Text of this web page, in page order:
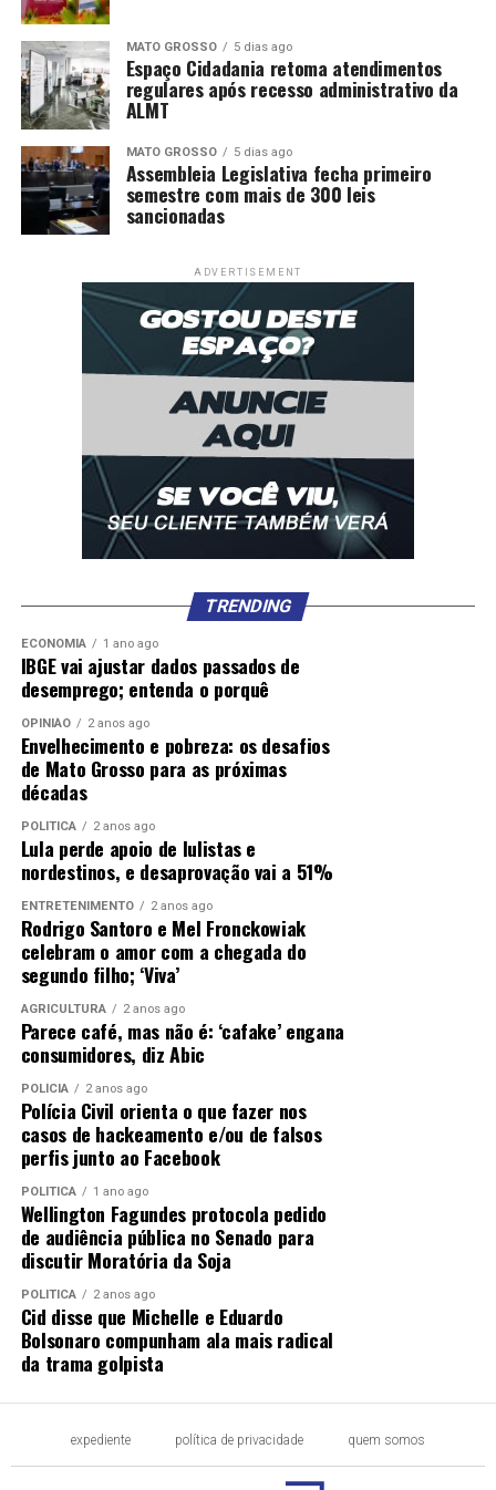
MATO GROSSO 5 dias ago
Espaço Cidadania retoma atendimentos
regulares após recesso administrativo da
ALMT
MATO GROSSO 5 dias ago
Assembleia Legislativa fecha primeiro
semestre com mais de 300 leis
sancionadas
ADVERTISEMENT
TRENDING
ECONOMIA 1 ano ago
IBGE vai ajustar dados passados de
desemprego; entenda o porquê
OPINIÃO 2 anos ago
Envelhecimento e pobreza: os desafios
de Mato Grosso para as próximas
décadas
POLÍTICA 2 anos ago
Lula perde apoio de lulistas e
nordestinos, e desaprovação vai a 51%
ENTRETENIMENTO 2 anos ago
Rodrigo Santoro e Mel Fronckowiak
celebram o amor com a chegada do
segundo filho; ‘Viva’
AGRICULTURA 2 anos ago
Parece café, mas não é: ‘cafake’ engana
consumidores, diz Abic
POLÍCIA 2 anos ago
Polícia Civil orienta o que fazer nos
casos de hackeamento e/ou de falsos
perfis junto ao Facebook
POLÍTICA 1 ano ago
Wellington Fagundes protocola pedido
de audiência pública no Senado para
discutir Moratória da Soja
POLÍTICA 2 anos ago
Cid disse que Michelle e Eduardo
Bolsonaro compunham ala mais radical
da trama golpista
expediente política de privacidade quem somos